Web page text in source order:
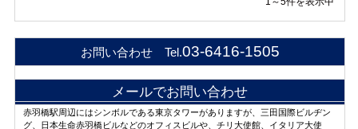
お問い合わせ Tel.03-6416-1505
メールでお問い合わせ
赤羽橋駅周辺にはシンボルである東京タワーがありますが、三田国際ビルヂン
グ、日本生命赤羽橋ビルなどのオフィスビルや、チリ大使館、イタリア大使